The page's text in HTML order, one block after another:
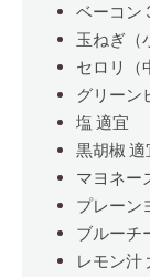
ベーコン
玉ねぎ（
セロリ（
グリーン
塩 適宜
黒胡椒 適
マヨネー
プレーン
ブルーチ
レモン汁